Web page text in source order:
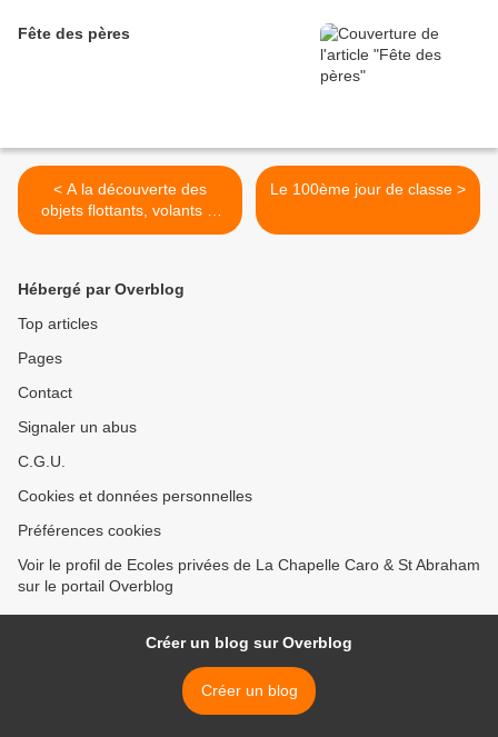
Fête des pères
< A la découverte des
objets flottants, volants et
roulants…
Le 100ème jour de classe >
Hébergé par Overblog
Top articles
Pages
Contact
Signaler un abus
C.G.U.
Cookies et données personnelles
Préférences cookies
Voir le profil de Ecoles privées de La Chapelle Caro & St Abraham
sur le portail Overblog
Créer un blog sur Overblog
Créer un blog